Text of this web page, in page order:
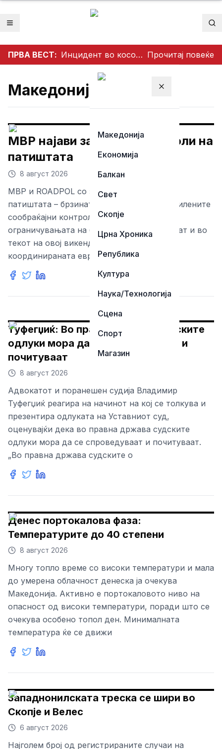
Отвори мени
ПРВА ВЕСТ: Инцидент во косовскиот парламент (ВИДЕО) Прочитај повеќе
Затвори мени
Македонија
Економија
Балкан
Свет
Скопје
Црна Хроника
Република
Култура
Наука/Технологија
Сцена
Спорт
Магазин
Македонија
МВР најави засилени контроли на
патиштата
8 август 2026
МВР и ROADPOL со засилени контроли на
патиштата – брзината одзема животи Засилените
сообраќајни контроли за почитување на
ограничувањата на брзината продолжуваат и во
текот на овој викенд, во рамки на
координираната европска акција на Евро
Туфегџиќ: Во правна држава судските
одлуки мора да се спроведуваат и
почитуваат
8 август 2026
Адвокатот и поранешен судија Владимир
Туфегџиќ реагира на начинот на кој се толкува и
презентира одлуката на Уставниот суд,
оценувајќи дека во правна држава судските
одлуки мора да се спроведуваат и почитуваат.
„Во правна држава судските о
Денес портокалова фаза:
Температурите до 40 степени
8 август 2026
Многу топло време со високи температури и мала
до умерена облачност денеска ја очекува
Македонија. Активно е портокаловото ниво на
опасност од високи температури, поради што се
очекува особено топол ден. Минималната
температура ќе се движи
Западнонилската треска се шири во
Скопје и Велес
6 август 2026
Најголем број од регистрираните случаи на